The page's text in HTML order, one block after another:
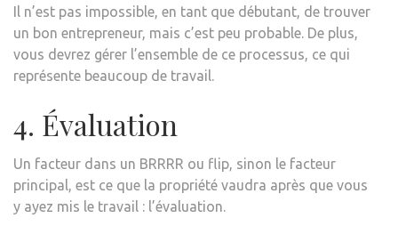
Il n’est pas impossible, en tant que débutant, de trouver
un bon entrepreneur, mais c’est peu probable. De plus,
vous devrez gérer l’ensemble de ce processus, ce qui
représente beaucoup de travail.
4. Évaluation
Un facteur dans un BRRRR ou flip, sinon le facteur
principal, est ce que la propriété vaudra après que vous
y ayez mis le travail : l’évaluation.